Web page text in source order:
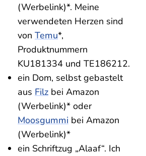
(Werbelink)*. Meine
verwendeten Herzen sind
von Temu*,
Produktnummern
KU181334 und TE186212.
ein Dom, selbst gebastelt
aus Filz bei Amazon
(Werbelink)* oder
Moosgummi bei Amazon
(Werbelink)*
ein Schriftzug „Alaaf“. Ich